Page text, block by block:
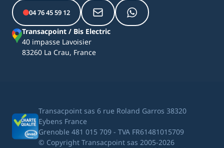
04 76 45 59 12
Transacpoint / Bis Electric
40 impasse Lavoisier
83260 La Crau, France
Transacpoint sas 6 rue Roland Garros 38320
Eybens France
Grenoble 481 015 709 - TVA FR61481015709
© Copyright Transacpoint sas 2005-2026